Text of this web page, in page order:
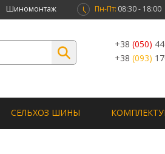
Шиномонтаж Пн-Пт: 08:30 - 18:00
+38 (050)
+38 (093)
СЕЛЬХОЗ ШИНЫ